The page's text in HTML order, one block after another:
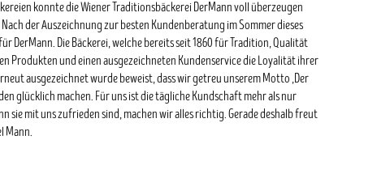
konnte die Wiener Traditionsbäckerei DerMann voll überzeugen
der Auszeichnung zur besten Kundenberatung im Sommer dieses
DerMann. Die Bäckerei, welche bereits seit 1860 für Tradition, Qualität
und einen ausgezeichneten Kundenservice die Loyalität ihrer
ausgezeichnet wurde beweist, dass wir getreu unserem Motto ‚Der
glücklich machen. Für uns ist die tägliche Kundschaft mehr als nur
sie mit uns zufrieden sind, machen wir alles richtig. Gerade deshalb freut
Mann.